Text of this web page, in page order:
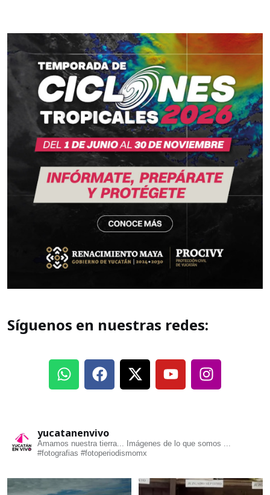
Síguenos en nuestras redes:
yucatanenvivo
Amamos nuestra tierra... Imágenes de lo que somos ...
#fotografias #fotoperiodismomx